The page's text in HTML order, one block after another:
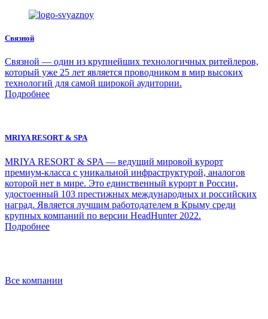
Связной
Связной — один из крупнейших технологичных ритейлеров,
который уже 25 лет является проводником в мир высоких
технологий для самой широкой аудитории.
Подробнее
MRIYA RESORT & SPA
MRIYA RESORT & SPA — ведущий мировой курорт
премиум-класса с уникальной инфраструктурой, аналогов
которой нет в мире. Это единственный курорт в России,
удостоенный 103 престижных международных и российских
наград. Является лучшим работодателем в Крыму среди
крупных компаний по версии HeadHunter 2022.
Подробнее
Все компании